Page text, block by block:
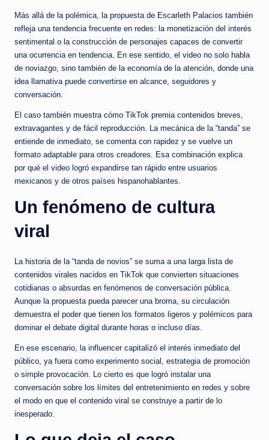
Más allá de la polémica, la propuesta de Escarleth Palacios también
refleja una tendencia frecuente en redes: la monetización del interés
sentimental o la construcción de personajes capaces de convertir
una ocurrencia en tendencia. En ese sentido, el video no solo habla
de noviazgo, sino también de la economía de la atención, donde una
idea llamativa puede convertirse en alcance, seguidores y
conversación.
El caso también muestra cómo TikTok premia contenidos breves,
extravagantes y de fácil reproducción. La mecánica de la “tanda” se
entiende de inmediato, se comenta con rapidez y se vuelve un
formato adaptable para otros creadores. Esa combinación explica
por qué el video logró expandirse tan rápido entre usuarios
mexicanos y de otros países hispanohablantes.
Un fenómeno de cultura
viral
La historia de la “tanda de novios” se suma a una larga lista de
contenidos virales nacidos en TikTok que convierten situaciones
cotidianas o absurdas en fenómenos de conversación pública.
Aunque la propuesta pueda parecer una broma, su circulación
demuestra el poder que tienen los formatos ligeros y polémicos para
dominar el debate digital durante horas o incluso días.
En ese escenario, la influencer capitalizó el interés inmediato del
público, ya fuera como experimento social, estrategia de promoción
o simple provocación. Lo cierto es que logró instalar una
conversación sobre los límites del entretenimiento en redes y sobre
el modo en que el contenido viral se construye a partir de lo
inesperado.